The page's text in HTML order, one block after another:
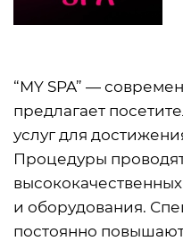
“MY SPA” —
предлагает
услуг для
Процедуры
и оборудования.
постоянно